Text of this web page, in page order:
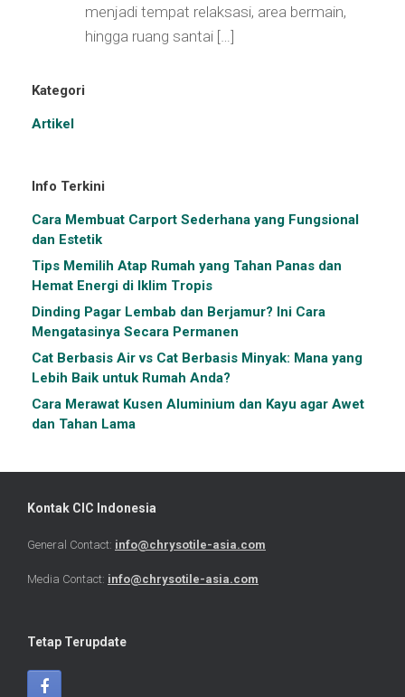
menjadi tempat relaksasi, area bermain,
hingga ruang santai […]
Kategori
Artikel
Info Terkini
Cara Membuat Carport Sederhana yang Fungsional
dan Estetik
Tips Memilih Atap Rumah yang Tahan Panas dan
Hemat Energi di Iklim Tropis
Dinding Pagar Lembab dan Berjamur? Ini Cara
Mengatasinya Secara Permanen
Cat Berbasis Air vs Cat Berbasis Minyak: Mana yang
Lebih Baik untuk Rumah Anda?
Cara Merawat Kusen Aluminium dan Kayu agar Awet
dan Tahan Lama
Kontak CIC Indonesia
General Contact: info@chrysotile-asia.com
Media Contact: info@chrysotile-asia.com
Tetap Terupdate